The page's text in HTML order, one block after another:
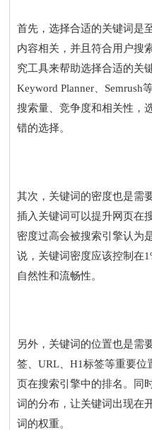
首先，选择合适的关键词是
内容相关，并且符合用户搜
究工具来帮助选择合适的关
Keyword Planner、Semrush
搜索量、竞争度和相关性，
错的选择。
其次，关键词的密度也是需
插入关键词可以提升网页在
密度过高会被搜索引擎认为
说，关键词密度应该控制在
自然性和流畅性。
另外，关键词的位置也是需
签、URL、H1标签等重要位
页在搜索引擎中的排名。同
词的分布，让关键词出现在
词的权重。